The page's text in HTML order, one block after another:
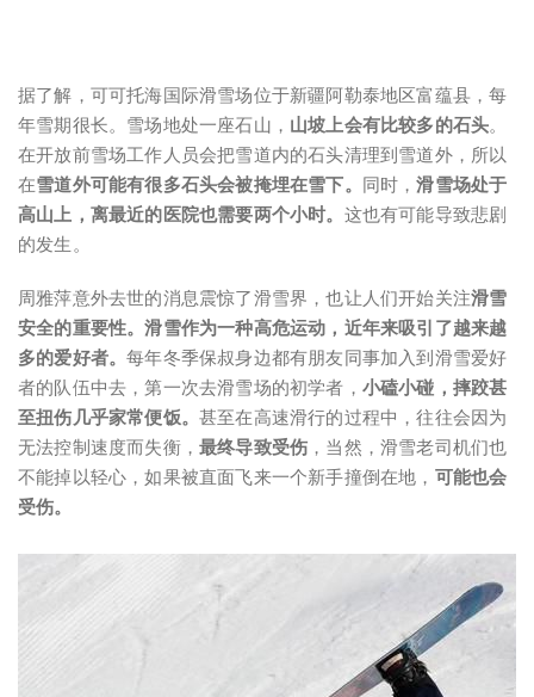
据了解，可可托海国际滑雪场位于新疆阿勒泰地区富蕴县，每
年雪期很长。雪场地处一座石山， 山坡上会有比较多的石头。
在开放前雪场工作人员会把雪道内的石头清理到雪道外，所以
在雪道外可能有很多石头会被掩埋在雪下。 同时，滑雪场处于
高山上，离最近的医院也需要两个小时。 这也有可能导致悲剧
的发生。
周雅萍意外去世的消息震惊了滑雪界，也让人们开始关注滑雪
安全的重要性。滑雪作为一种高危运动，近年来吸引了越来越
多的爱好者。每年冬季保叔身边都有朋友同事加入到滑雪爱好
者的队伍中去，第一次去滑雪场的初学者， 小磕小碰，摔跤甚
至扭伤几乎家常便饭。 甚至在高速滑行的过程中，往往会因为
无法控制速度而失衡， 最终导致受伤 ，当然，滑雪老司机们也
不能掉以轻心，如果被直面飞来一个新手撞倒在地， 可能也会
受伤。